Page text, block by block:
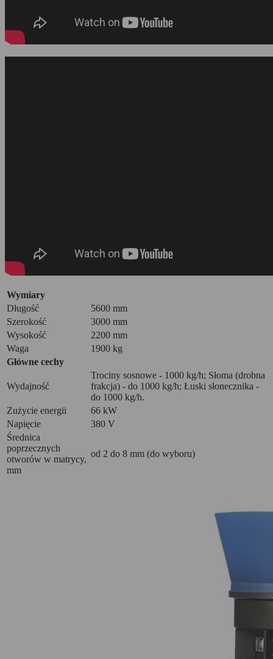
Wymiary
Długość
5600 mm
Szerokość
3000 mm
Wysokość
2200 mm
Waga
1900 kg
Główne cechy
Wydajność
Trociny sosnowe - 1000 kg/h; Słoma (drobna
frakcja) - do 1000 kg/h; Łuski słonecznika -
do 1000 kg/h.
Zużycie energii
66 kW
Napięcie
380 V
Średnica
poprzecznych
otworów w matrycy,
mm
od 2 do 8 mm (do wyboru)